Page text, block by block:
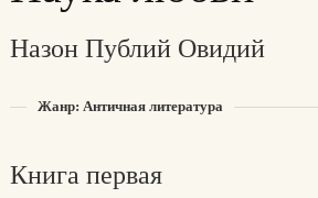
Назон Публий Овидий
Жанр: Античная литература
Книга первая